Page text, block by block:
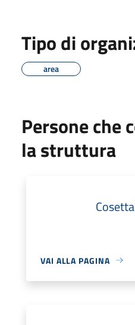
Tipo di
area
Persone che
la struttura
VAI ALLA PAGINA